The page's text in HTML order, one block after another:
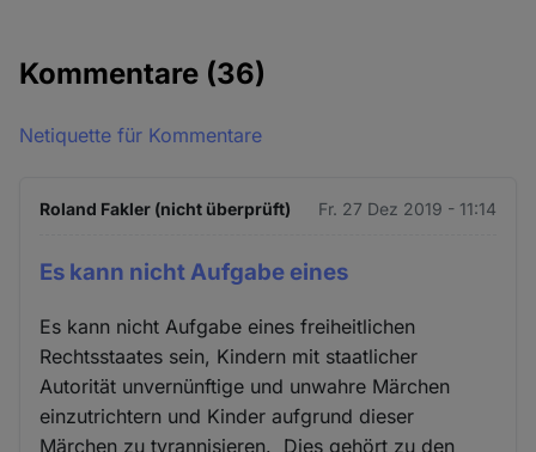
Kommentare (36)
Netiquette für Kommentare
Roland Fakler (nicht überprüft) Fr. 27 Dez 2019 - 11:14
Es kann nicht Aufgabe eines
Es kann nicht Aufgabe eines freiheitlichen
Rechtsstaates sein, Kindern mit staatlicher
Autorität unvernünftige und unwahre Märchen
einzutrichtern und Kinder aufgrund dieser
Märchen zu tyrannisieren. Dies gehört zu den